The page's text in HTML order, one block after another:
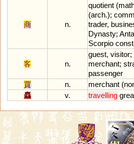
商 n.
quotient (
(arch.);
trader,
Dynasty;
Scorpio
客 n.
guest, visitor;
merchant;
passenger
賈
n. merchant (
麤
v. travelling